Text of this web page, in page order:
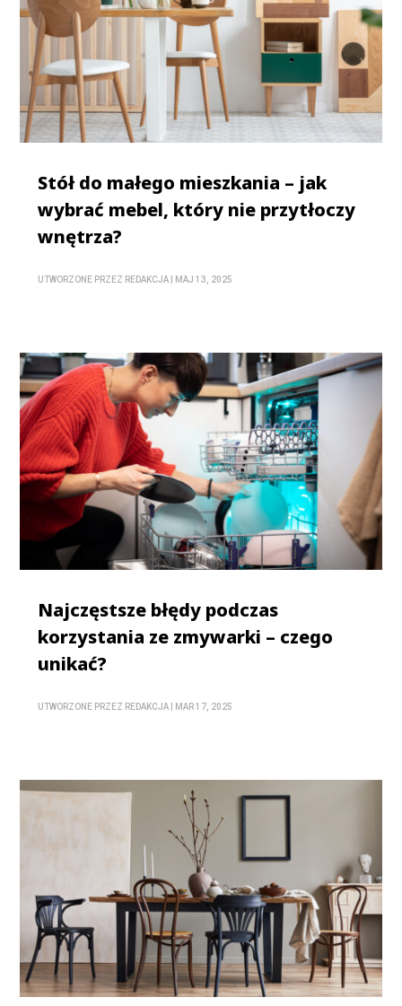
Stół do małego mieszkania – jak
wybrać mebel, który nie przytłoczy
wnętrza?
UTWORZONE PRZEZ REDAKCJA MAJ 13, 2025
Najczęstsze błędy podczas
korzystania ze zmywarki – czego
unikać?
UTWORZONE PRZEZ REDAKCJA MAR 17, 2025